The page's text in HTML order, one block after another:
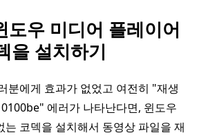
도우 미디어 플레이어
을 설치하기
분에게 효과가 없었고 여전히 "재생
에러가 나타난다면, 윈도우
는 코덱을 설치해서 동영상 파일을 재